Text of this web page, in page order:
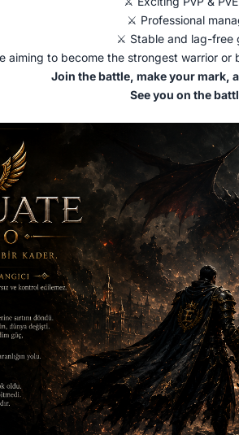
⚔️ Professional
⚔️ Stable and lag-free
aiming to become the strongest warrior or
Join the battle, make your mark,
See you on the